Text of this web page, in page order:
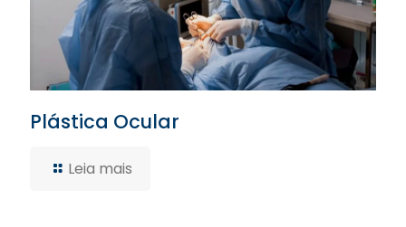
Plástica Ocular
Leia mais